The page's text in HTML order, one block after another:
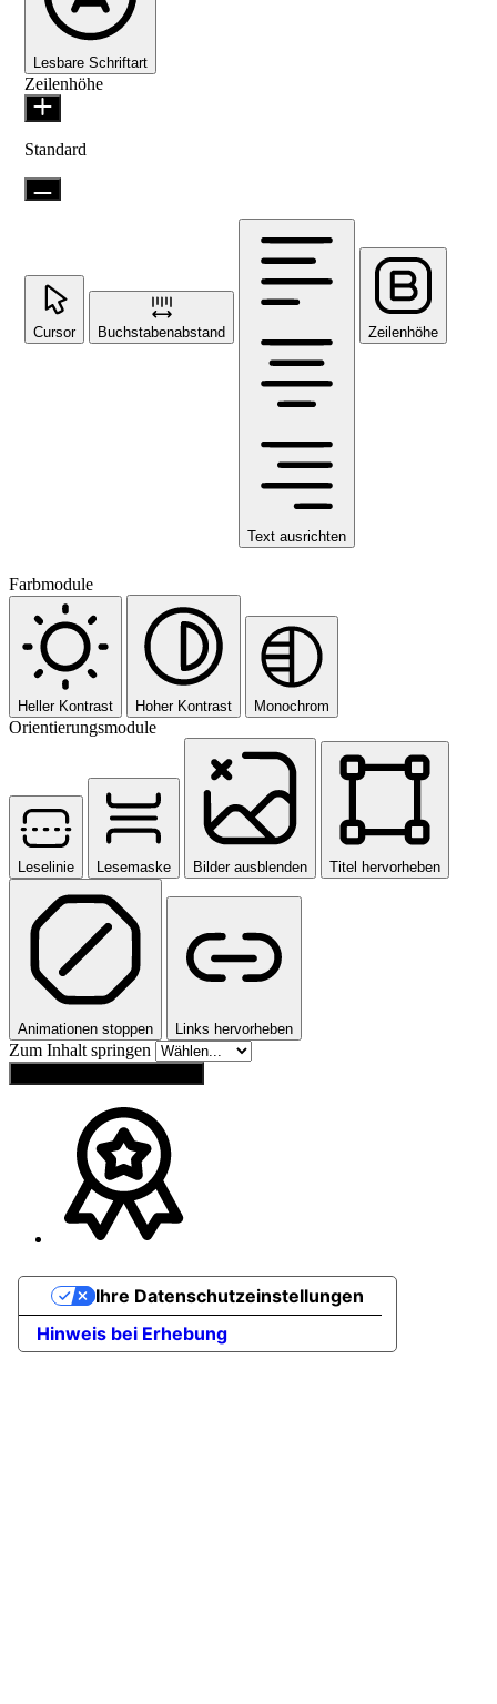
Lesbare Schriftart
Zeilenhöhe
Standard
Cursor Buchstabenabstand
Text ausrichten
Zeilenhöhe
Farbmodule
Heller Kontrast Hoher Kontrast Monochrom
Orientierungsmodule
Leselinie Lesemaske Bilder ausblenden Titel hervorheben
Animationen stoppen Links hervorheben
Zum Inhalt springen
Hinweis bei Erhebung
Ihre Datenschutzeinstellungen